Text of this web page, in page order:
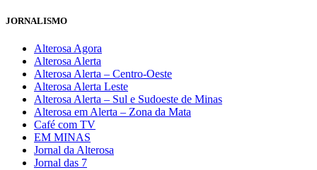
JORNALISMO
Alterosa Agora
Alterosa Alerta
Alterosa Alerta – Centro-Oeste
Alterosa Alerta Leste
Alterosa Alerta – Sul e Sudoeste de Minas
Alterosa em Alerta – Zona da Mata
Café com TV
EM MINAS
Jornal da Alterosa
Jornal das 7